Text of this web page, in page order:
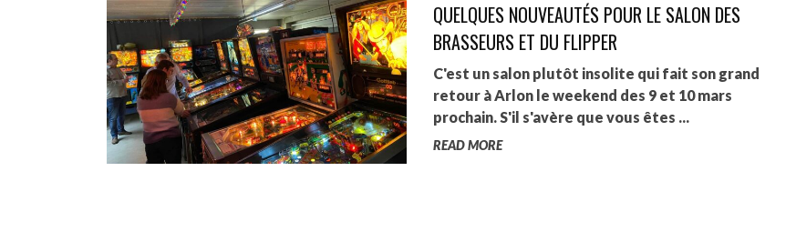
AGALMA PADAW0NE
FLORENCE CONSTANTIN
QUELQUES NOUVEAUTÉS POUR LE SALON DES
BRASSEURS ET DU FLIPPER
C'est un salon plutôt insolite qui fait son grand
retour à Arlon le weekend des 9 et 10 mars
prochain. S'il s'avère que vous êtes ...
READ MORE